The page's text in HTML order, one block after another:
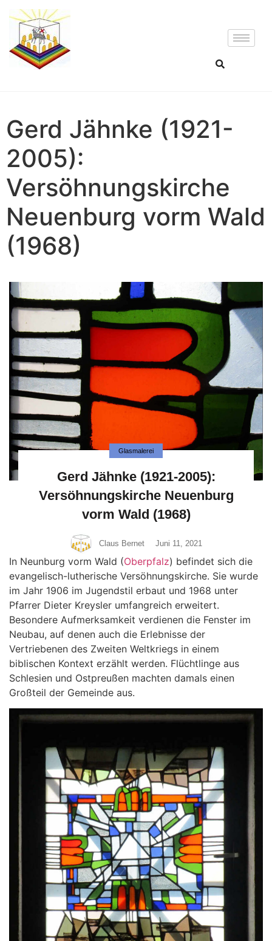
Gerd Jähnke (1921-
2005):
Versöhnungskirche
Neuenburg vorm Wald
(1968)
Glasmalerei
Gerd Jähnke (1921-2005):
Versöhnungskirche Neuenburg
vorm Wald (1968)
Claus Bernet Juni 11, 2021
In Neunburg vorm Wald (Oberpfalz) befindet sich die
evangelisch-lutherische Versöhnungskirche. Sie wurde
im Jahr 1906 im Jugendstil erbaut und 1968 unter
Pfarrer Dieter Kreysler umfangreich erweitert.
Besondere Aufmerksamkeit verdienen die Fenster im
Neubau, auf denen auch die Erlebnisse der
Vertriebenen des Zweiten Weltkriegs in einem
biblischen Kontext erzählt werden. Flüchtlinge aus
Schlesien und Ostpreußen machten damals einen
Großteil der Gemeinde aus.